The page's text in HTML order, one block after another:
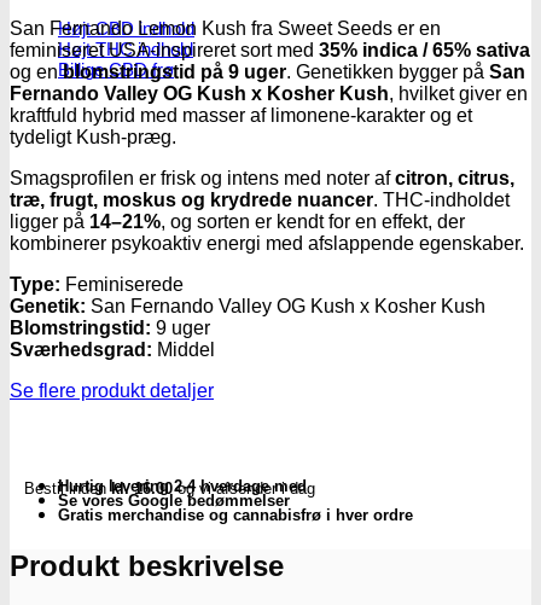
Højt CBD indhold
Højt THC indhold
Billige CBD frø
San Fernando Lemon Kush fra Sweet Seeds er en
feminiseret USA-inspireret sort med 35% indica / 65% sativa
og enblomstringstid på 9 uger. Genetikken bygger på San
Fernando Valley OG Kush x Kosher Kush, hvilket giver en
kraftfuld hybrid med masser af limonene-karakter og et
tydeligt Kush-præg.
Smagsprofilen er frisk og intens med noter afcitron, citrus,
træ, frugt, moskus og krydrede nuancer. THC-indholdet
ligger på 14–21%, og sorten er kendt for en effekt, der
kombinerer psykoaktiv energi med afslappende egenskaber.
Type: Feminiserede
Genetik: San Fernando Valley OG Kush x Kosher Kush
Blomstringstid: 9 uger
Sværhedsgrad: Middel
Se flere produkt detaljer
Bestil indenkl. 16.00og vi afsender i dag
Hurtig levering 2-4 hverdage med
Se vores Google bedømmelser
Gratis merchandise og cannabisfrø i hver ordre
Produkt beskrivelse